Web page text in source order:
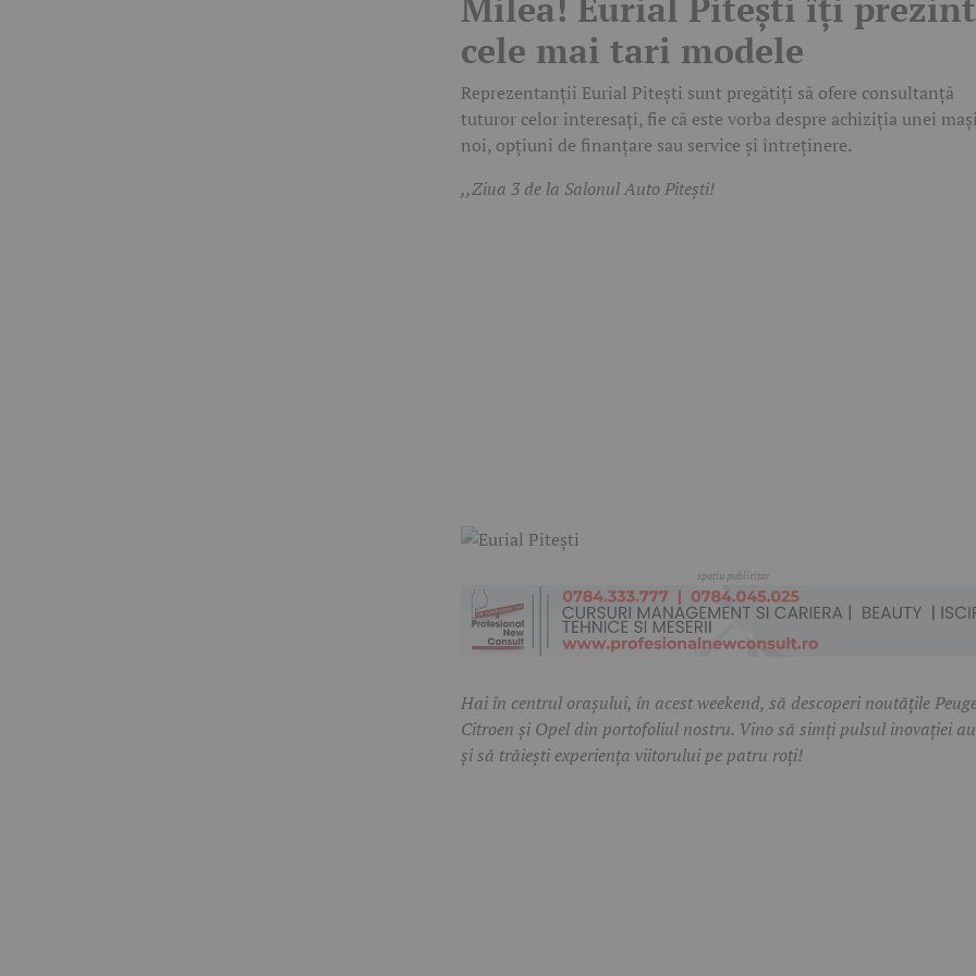
Milea! Eurial Pitești îți
cele mai tari modele
Reprezentanții Eurial Pitești sunt pregătiți să ofere consultanță
tuturor celor interesați, fie că este vorba despre achiziția unei
noi, opțiuni de finanțare sau service și întreținere.
,,Ziua 3 de la Salonul Auto Pitești!
Hai în centrul orașului, în acest weekend, să descoperi noutățile
Citroen și Opel din portofoliul nostru. Vino să simți pulsul inovației
și să trăiești experiența viitorului pe patru roți!